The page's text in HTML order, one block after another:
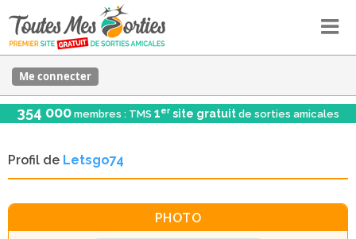
Me connecter
354 000 membres : TMS 1er site gratuit de sorties amicales
Profil de Letsgo74
PHOTO